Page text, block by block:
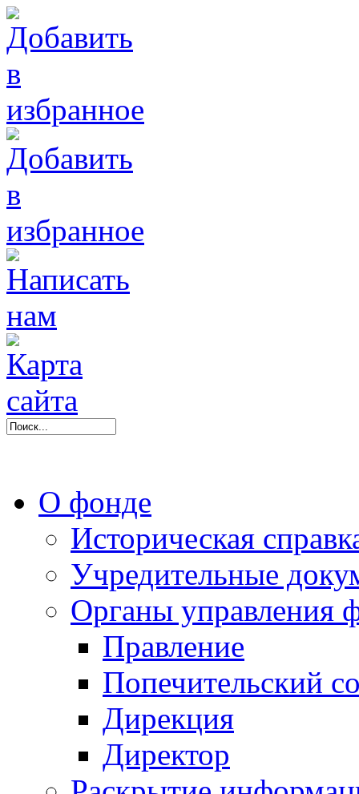
О фонде
Историческая
Учредительные
Органы управления
Правление
Попечительский
Дирекция
Директор